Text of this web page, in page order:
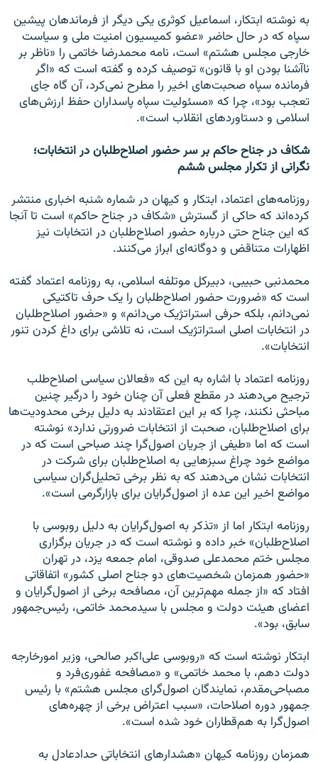
به نوشته ابتکار، اسماعیل کوثری یکی دیگر از فرماندهان پیشین
سپاه که در حال حاضر «عضو کمیسیون امنیت ملی و سیاست
خارجی مجلس هشتم» است، نامه محمدرضا خاتمی را «ناظر بر
نا‌آشنا بودن او با قانون» توصیف کرده و گفته است که «اگر
فرمانده سپاه صحبت‌های اخیر را مطرح نمی‌کرد، آن گاه جای
تعجب بود»، چرا که «مسئولیت سپاه پاسداران حفظ ارزش‌های
اسلامی و دستاوردهای انقلاب است».
شکاف در جناح حاکم بر سر حضور اصلاح‌طلبان در انتخابات؛
نگرانی از تکرار مجلس ششم
روزنامه‌های اعتماد، ابتکار و کیهان در شماره شنبه اخباری منتشر
کرده‌اند که حاکی از گسترش «شکاف در جناح حاکم» است تا آنجا
که این جناح حتی درباره حضور اصلاح‌طلبان در انتخابات نیز
اظهارات متناقض و دوگانه‌ای ابراز می‌کنند.
محمدنبی حبیبی، دبیرکل موتلفه اسلامی، به روزنامه اعتماد گفته
است که «ضرورت حضور اصلاح‌طلبان را یک حرف تاکتیکی
نمی‌دانم، بلکه حرفی استراتژیک می‌دانم» و «حضور اصلاح‌طلبان
در انتخابات اصلی استراتژیک است، نه تلاشی برای داغ کردن تنور
انتخابات».
روزنامه اعتماد با اشاره به این که «فعالان سیاسی اصلاح‌طلب
ترجیح می‌دهند در مقطع فعلی آن چنان خود را درگیر چنین
مباحثی نکنند، چرا که بر این اعتقادند به دلیل برخی محدودیت‌ها
برای اصلاح‌طلبان، صحبت از انتخابات ضرورتی ندارد» نوشته
است که اما «طیفی از جریان اصول‌گرا چند صباحی است که در
مواضع خود چراغ سبزهایی به اصلاح‌طلبان برای شرکت در
انتخابات نشان می‌دهند که به نظر برخی تحلیل‌گران سیاسی
مواضع اخیر این عده از اصول‌گرایان برای بازارگرمی است».
روزنامه ابتکار اما از «تذکر به اصول‌گرایان به دلیل روبوسی با
اصلاح‌طلبان» خبر داده و نوشته است که در جریان برگزاری
مجلس ختم محمدعلی صدوقی، امام جمعه یزد، در تهران
«حضور همزمان شخصیت‌های دو جناح اصلی کشور» اتفاقاتی
افتاد که «از جمله مهم‌ترین آن، مصافحه برخی از اصول‌گرایان و
اعضای هیئت ‌دولت و مجلس با سیدمحمد خاتمی، رئیس‌جمهور
سابق، بود».
ابتکار نوشته است که «روبوسی علی‌اکبر صالحی، وزیر امورخارجه
دولت دهم، با محمد خاتمی» و «مصافحه غفوری‌فرد و
مصباحی‌مقدم، نمایندگان اصول‌گرای مجلس هشتم» با رئیس
جمهور دوره اصلاحات، «سبب اعتراض برخی از چهره‌های
اصول‌گرا به هم‌قطاران خود شده است».
همزمان روزنامه کیهان «هشدارهای انتخاباتی حدادعادل به